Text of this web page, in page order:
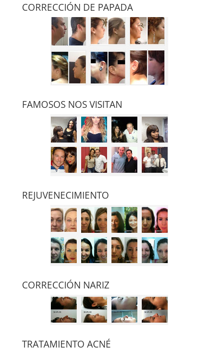
CORRECCIÓN DE PAPADA
FAMOSOS NOS VISITAN
REJUVENECIMIENTO
CORRECCIÓN NARIZ
TRATAMIENTO ACNÉ